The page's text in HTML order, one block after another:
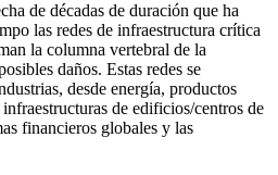
de décadas de duración que ha
las redes de infraestructura crítica
la columna vertebral de la
daños. Estas redes se
desde energía, productos
de edificios/centros de
financieros globales y las